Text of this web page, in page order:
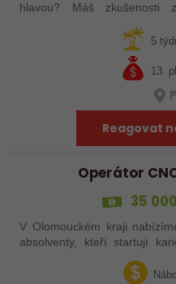
hlavou? Máš zkušenosti
5
13.
Reagovat
Operátor
35
V Olomouckém kraji
absolventy, kteří startují kariéru. Budeš vybaven
dozvědět více, neváhej…